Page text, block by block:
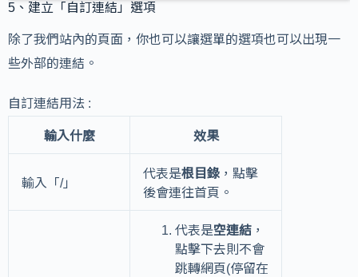
5、建立「自訂連結」選項
除了我們站內的頁面，你也可以讓選單的選項也可以出現一
些外部的連結。
自訂連結用法 :
輸入什麼 效果
輸入「/」
代表是根目錄 ，點擊
後會連往首頁。
代表是空連結 ，
點擊下去則不會
跳轉網頁(停留在